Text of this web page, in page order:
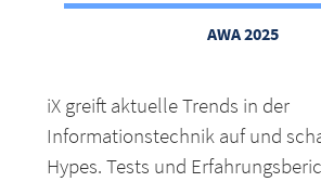
AWA 2025
iX greift aktuelle Trends in der
Informationstechnik auf und
Hypes. Tests und